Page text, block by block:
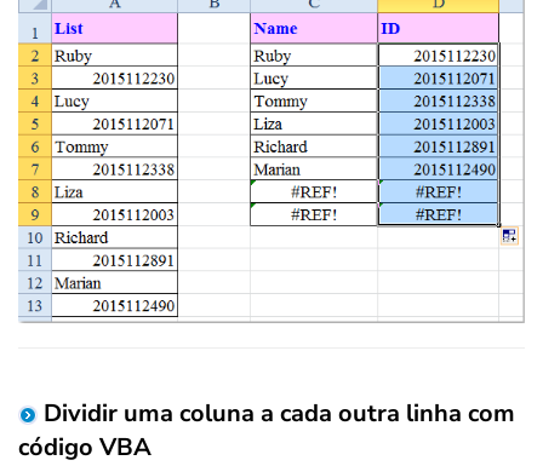
Dividir uma coluna a cada outra linha com
código VBA